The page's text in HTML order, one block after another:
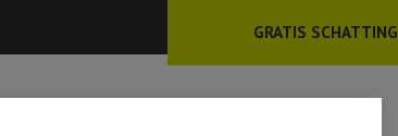
GRATIS SCHATTING